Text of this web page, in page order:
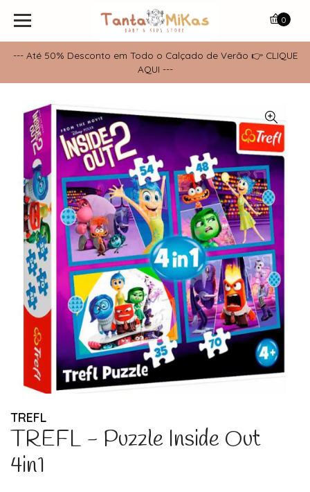
--- Até 50% Desconto em Todo o Calçado de Verão 👉 CLIQUE
AQUI ---
0
TREFL
TREFL - Puzzle Inside Out
4in1